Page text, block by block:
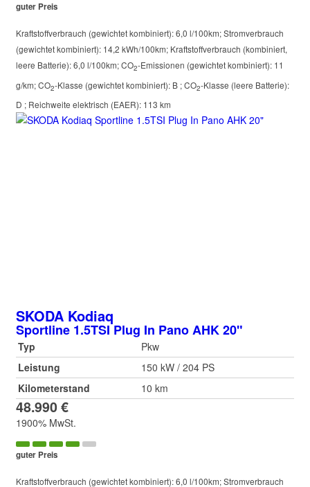
guter Preis
Kraftstoffverbrauch (gewichtet kombiniert):6,0 l/100km;Stromverbrauch
(gewichtet kombiniert): 14,2 kWh/100km; Kraftstoffverbrauch (kombiniert,
leere Batterie):6,0 l/100km;CO2-Emissionen (gewichtet kombiniert): 11
g/km;CO2-Klasse (gewichtet kombiniert): B ;CO2-Klasse (leere Batterie):
D ; Reichweite elektrisch (EAER): 113 km
SKODA Kodiaq
Sportline 1.5TSI Plug In Pano AHK 20"
Typ
Pkw
Leistung
150 kW / 204 PS
Kilometerstand
10 km
48.990 €
1900% MwSt.
guter Preis
Kraftstoffverbrauch (gewichtet kombiniert):6,0 l/100km;Stromverbrauch